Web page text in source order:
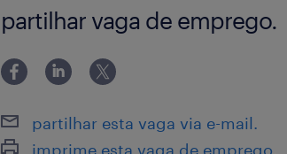
Imagine você empreendendo
e inovadores, e sendo responsável
● Realizar, acompanhar e garantir o
demandas e de pessoas da sua área
● Realizar gestão de equipe (média
garantindo o plano de
partilhar vaga de emprego.
partilhar esta vaga via e-mail.
imprime esta vaga de emprego.